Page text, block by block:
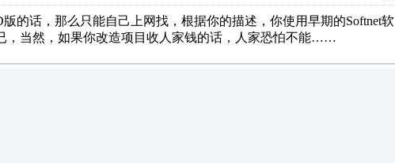
的话，那么只能自己上网找，根据你的描述，你使用早期的Softnet软
，当然，如果你改造项目收人家钱的话，人家恐怕不能……